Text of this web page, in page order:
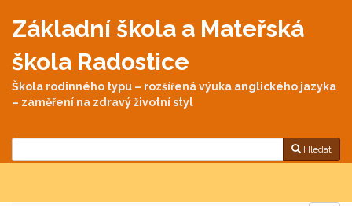
Základní škola a Mateřská
škola Radostice
Škola rodinného typu – rozšířená výuka anglického jazyka
– zaměření na zdravý životní styl
Hledat